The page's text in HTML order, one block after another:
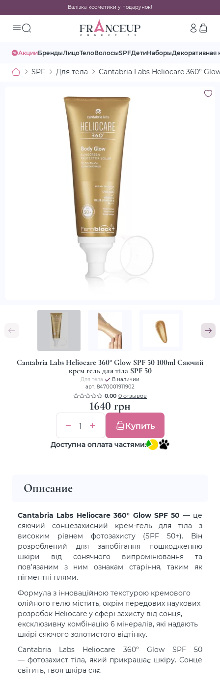
Валізка косметики у подарунок!
АкцииБрендыЛицоТелоВолосыSPFДетиНаборыДекоративная
SPF Для тела Cantabria Labs Heliocare 360°
Cantabria Labs Heliocare 360° Glow SPF 50 100ml Сяючий
крем гель для тіла SPF 50
Для тела
В наличии
арт. 8470001911902
0.00 0 отзывов
1640 грн
Купить
Доступна оплата частями:
Описание
Cantabria Labs Heliocare 360° Glow SPF 50 — це
сяючий сонцезахисний крем-гель для тіла з
високим рівнем фотозахисту (SPF 50+). Він
розроблений для запобігання пошкодженню
шкіри від сонячного випромінювання та
пов’язаним з ним ознакам старіння, таким як
пігментні плями.
Формула з інноваційною текстурою кремового
олійного гелю містить, окрім передових наукових
розробок Heliocare у сфері захисту від сонця,
ексклюзивну комбінацію 6 мінералів, які надають
шкірі сяючого золотистого відтінку.
Cantabria Labs Heliocare 360° Glow SPF 50
— фотозахист тіла, який прикрашає шкіру. Сонце
світить, твоя шкіра сяє.